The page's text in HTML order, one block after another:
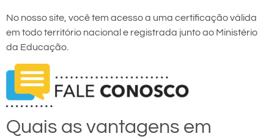
No nosso site, você tem acesso a uma certificação válida
em todo território nacional e registrada junto ao Ministério
da Educação.
Quais as vantagens em